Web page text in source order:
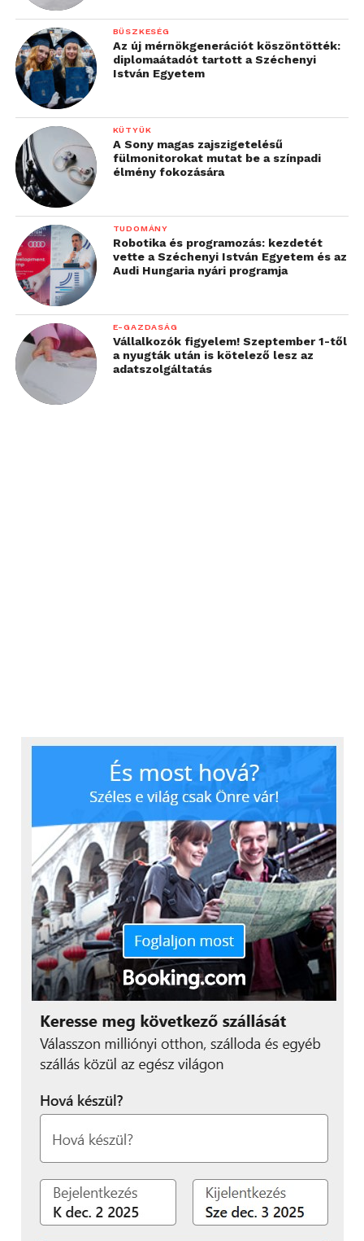
BÜSZKESÉG
Az új mérnökgenerációt köszöntötték:
diplomaátadót tartott a Széchenyi
István Egyetem
KÜTYÜK
A Sony magas zajszigetelésű
fülmonitorokat mutat be a színpadi
élmény fokozására
TUDOMÁNY
Robotika és programozás: kezdetét
vette a Széchenyi István Egyetem és az
Audi Hungaria nyári programja
E-GAZDASÁG
Vállalkozók figyelem! Szeptember 1-től
a nyugták után is kötelező lesz az
adatszolgáltatás